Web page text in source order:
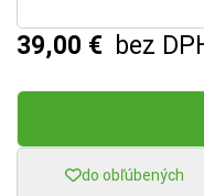
39,00 € bez
do obľúbených